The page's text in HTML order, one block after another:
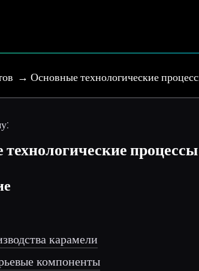
Основные технологические
карамели
компоненты